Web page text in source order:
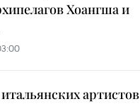
Хоангша и
артистов